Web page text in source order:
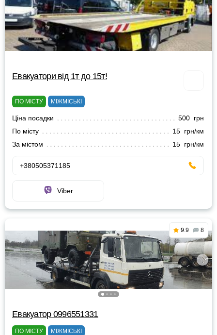
Евакуатори від 1т до 15т!
ПО МІСТУ МІЖМІСЬКІ
Ціна посадки
500 грн
По місту
15 грн/км
За містом
15 грн/км
+380505371185
Viber
9.9 8
Евакуатор 0996551331
ПО МІСТУ МІЖМІСЬКІ